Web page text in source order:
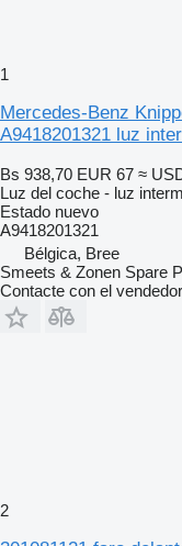
1
Mercedes-Benz
A9418201321 luz
Bs 938,70 EUR 67 ≈
Luz del coche - luz
Estado nuevo
A9418201321
Bélgica, Bree
Smeets & Zonen Spare
Contacte con el vendedor
2